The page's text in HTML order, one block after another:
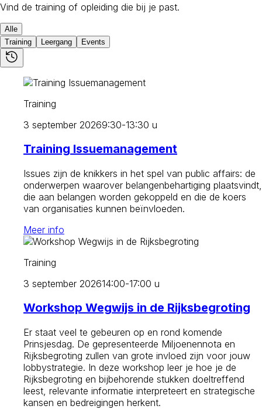
Vind de training of opleiding die bij je past.
Alle
Training
Leergang Events
Training
3 september 20269:30-13:30 u
Training Issuemanagement
Issues zijn de knikkers in het spel van public affairs: de
onderwerpen waarover belangenbehartiging plaatsvindt,
die aan belangen worden gekoppeld en die de koers
van organisaties kunnen beïnvloeden.
Meer info
Training
3 september 202614:00-17:00 u
Workshop Wegwijs in de Rijksbegroting
Er staat veel te gebeuren op en rond komende
Prinsjesdag. De gepresenteerde Miljoenennota en
Rijksbegroting zullen van grote invloed zijn voor jouw
lobbystrategie. In deze workshop leer je hoe je de
Rijksbegroting en bijbehorende stukken doeltreffend
leest, relevante informatie interpreteert en strategische
kansen en bedreigingen herkent.